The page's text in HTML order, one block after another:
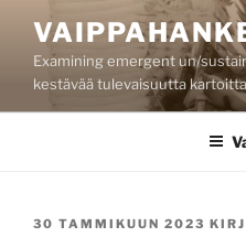
sisältöön
Examining emergent un/
kestävää tulevaisuutta
JULKAISTU
30 TAMMIKUUN 2023